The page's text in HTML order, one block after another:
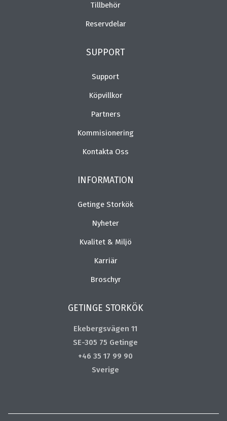
Tillbehör
Reservdelar
SUPPORT
Support
Köpvillkor
Partners
Kommisionering
Kontakta Oss
INFORMATION
Getinge Storkök
Nyheter
Kvalitet & Miljö
Karriär
Broschyr
GETINGE STORKÖK
Ekebergsvägen 11
SE-305 75 Getinge
+46 35 17 99 90
Sverige